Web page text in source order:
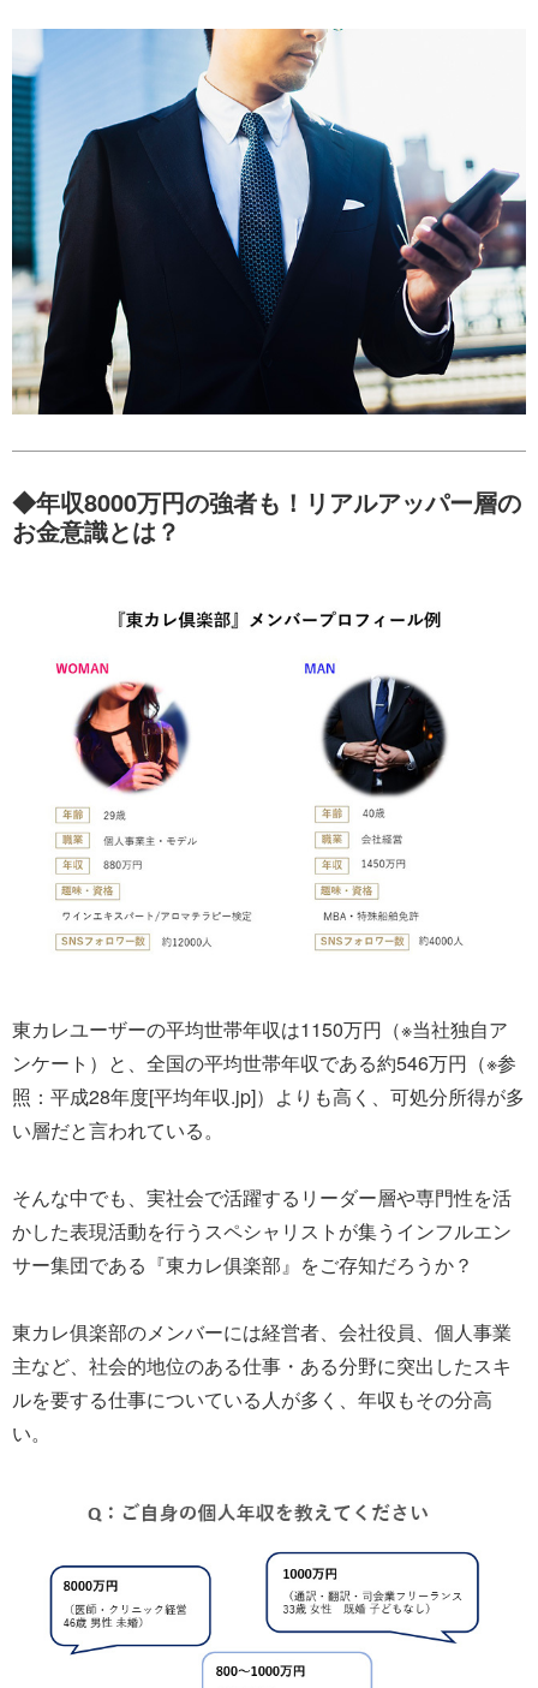
◆年収8000万円の強者も！リアルアッパー層の
お金意識とは？
東カレユーザーの平均世帯年収は1150万円（※当社独自ア
ンケート）と、全国の平均世帯年収である約546万円（※参
照：平成28年度[平均年収.jp]）よりも高く、可処分所得が多
い層だと言われている。
そんな中でも、実社会で活躍するリーダー層や専門性を活
かした表現活動を行うスペシャリストが集うインフルエン
サー集団である『東カレ俱楽部』をご存知だろうか？
東カレ俱楽部のメンバーには経営者、会社役員、個人事業
主など、社会的地位のある仕事・ある分野に突出したスキ
ルを要する仕事についている人が多く、年収もその分高
い。